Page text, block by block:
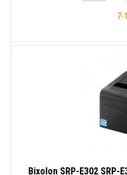
7-
Bixolon SRP-E302 SRP-